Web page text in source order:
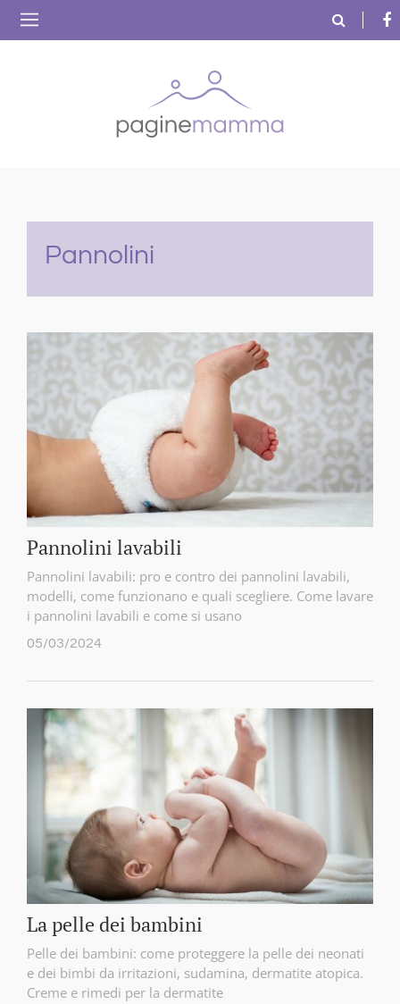
Pannolini
Pannolini lavabili
Pannolini lavabili: pro e contro dei pannolini lavabili,
modelli, come funzionano e quali scegliere. Come lavare
i pannolini lavabili e come si usano
05/03/2024
La pelle dei bambini
Pelle dei bambini: come proteggere la pelle dei neonati
e dei bimbi da irritazioni, sudamina, dermatite atopica.
Creme e rimedi per la dermatite